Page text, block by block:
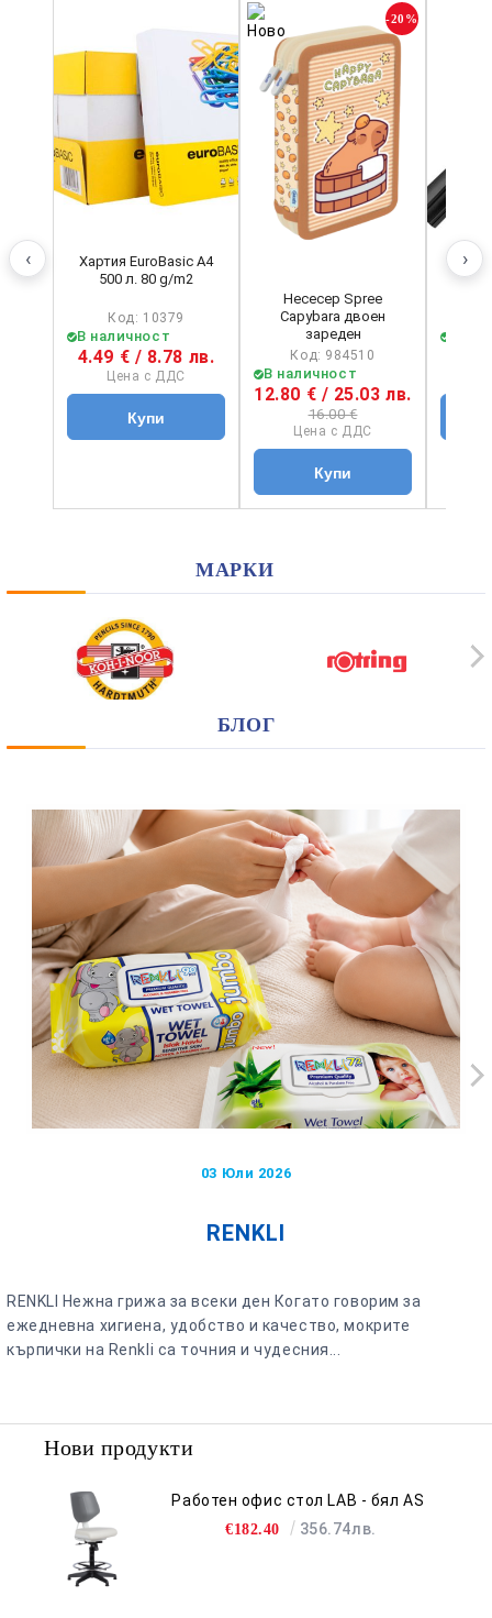
Хартия EuroBasic А4
500 л. 80 g/m2
Код: 10379
В наличност
4.49 € / 8.78 лв.
Цена с ДДС
-20%
Несесер Spree
Capybara двоен
зареден
Код: 984510
В наличност
12.80 € / 25.03 лв.
16.00 €
Цена с ДДС
‹ ›
МАРКИ
БЛОГ
RENKLI
03 Юли 2026
RENKLI Нежна грижа за всеки ден Когато говорим за
ежедневна хигиена, удобство и качество, мокрите
кърпички на Renkli са точния и чудесния...
Нови продукти
Работен офис стол LAB - бял AS
€182.40 356.74лв.